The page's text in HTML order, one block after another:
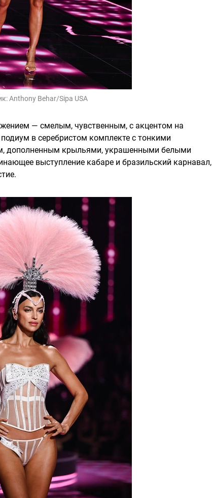
Anthony Behar/Sipa USA
— смелым, чувственным, с акцентом на
в серебристом комплекте с тонкими
дополненным крыльями, украшенными белыми
выступление кабаре и бразильский карнавал,